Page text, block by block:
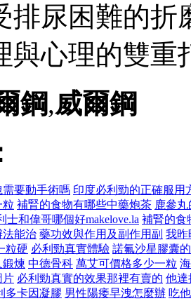
排尿困難的折
與心理的雙重
鋼,威爾鋼
需要動手術嗎 印度必利勁的正確服用
粒 補腎的食物有哪些中藥炮茶 鹿參
士和偉哥哪個好makelove.la 補腎的食
法能治 藥功效與作用及副作用副 我昨
粒硬 必利勁真實體驗 諾氟沙星膠囊
鍛煉 中德骨科 萬艾可價格多少一粒
片 必利勁真實的效果那裡有賣的 他達
多卡因凝膠 男性陽痿早洩怎麼辦 吃